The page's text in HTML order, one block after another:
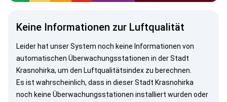
Keine Informationen zur Luftqualität
Leider hat unser System noch keine Informationen von
automatischen Überwachungsstationen in der Stadt
Krasnohirka, um den Luftqualitätsindex zu berechnen.
Es ist wahrscheinlich, dass in dieser Stadt Krasnohirka
noch keine Überwachungsstationen installiert wurden oder